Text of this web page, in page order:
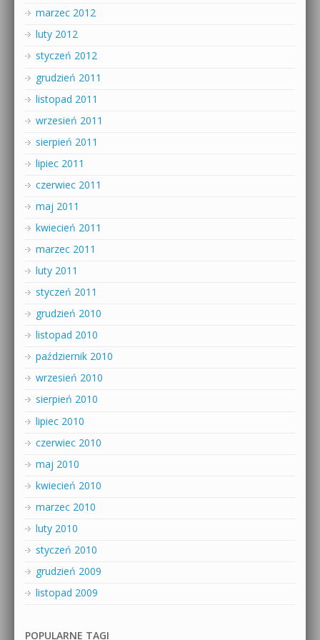
marzec 2012
luty 2012
styczeń 2012
grudzień 2011
listopad 2011
wrzesień 2011
sierpień 2011
lipiec 2011
czerwiec 2011
maj 2011
kwiecień 2011
marzec 2011
luty 2011
styczeń 2011
grudzień 2010
listopad 2010
październik 2010
wrzesień 2010
sierpień 2010
lipiec 2010
czerwiec 2010
maj 2010
kwiecień 2010
marzec 2010
luty 2010
styczeń 2010
grudzień 2009
listopad 2009
POPULARNE TAGI